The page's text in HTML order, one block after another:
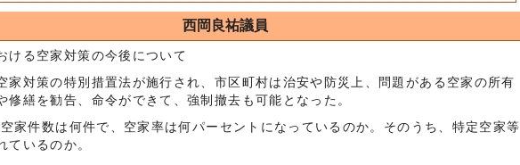
西岡良祐議員
ける空家対策の今後について
対策の特別措置法が施行され、市区町村は治安や防災上、問題がある空家の所有
修繕を勧告、命令ができて、強制撤去も可能となった。
家件数は何件で、空家率は何パーセントになっているのか。そのうち、特定空家等
ているのか。